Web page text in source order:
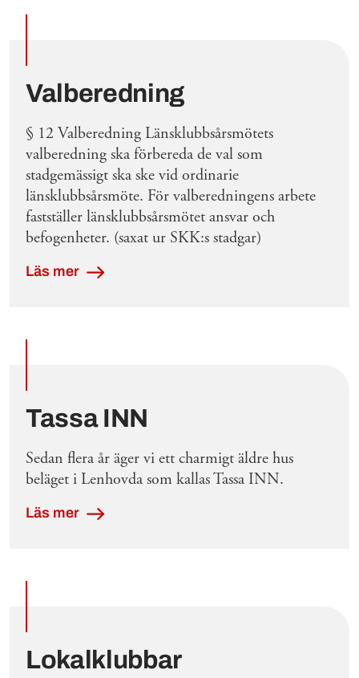
Valberedning
§ 12 Valberedning Länsklubbsårsmötets
valberedning ska förbereda de val som
stadgemässigt ska ske vid ordinarie
länsklubbsårsmöte. För valberedningens arbete
fastställer länsklubbsårsmötet ansvar och
befogenheter. (saxat ur SKK:s stadgar)
Läs mer
Tassa INN
Sedan flera år äger vi ett charmigt äldre hus
beläget i Lenhovda som kallas Tassa INN.
Läs mer
Lokalklubbar